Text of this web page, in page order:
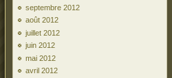
septembre 2012
août 2012
juillet 2012
juin 2012
mai 2012
avril 2012